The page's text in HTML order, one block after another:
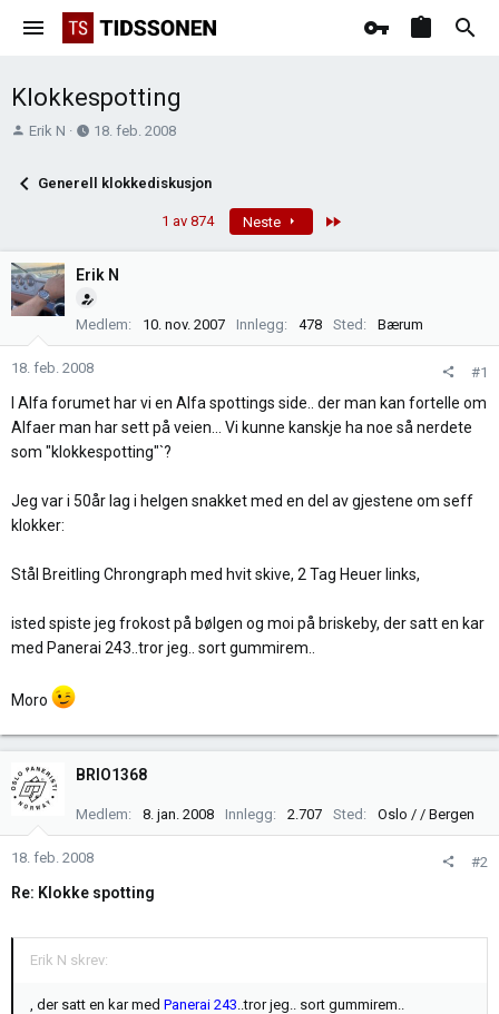
Klokkespotting
T
å
a
r
t
Erik N
O
p
e
18. feb. 2008
Generell klokkediskusjon
1 av 874 Neste
Erik N
Medlem 10. nov. 2007 Innlegg 478 Sted Bærum
18. feb. 2008 #1
I Alfa forumet har vi en Alfa spottings side.. der man kan fortelle om
Alfaer man har sett på veien... Vi kunne kanskje ha noe så nerdete
som "klokkespotting"`?
Jeg var i 50år lag i helgen snakket med en del av gjestene om seff
klokker:
Stål Breitling Chrongraph med hvit skive, 2 Tag Heuer links,
isted spiste jeg frokost på bølgen og moi på briskeby, der satt en kar
med Panerai 243..tror jeg.. sort gummirem..
Moro
BRIO1368
Medlem 8. jan. 2008 Innlegg 2.707 Sted Oslo / / Bergen
18. feb. 2008 #2
Re: Klokke spotting
Erik N skrev:
, der satt en kar med Panerai 243..tror jeg.. sort gummirem..